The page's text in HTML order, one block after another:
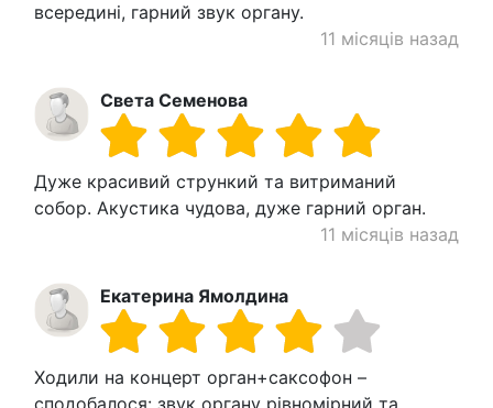
всередині, гарний звук органу.
11 місяців назад
Света Семенова
Дуже красивий стрункий та витриманий
собор. Акустика чудова, дуже гарний орган.
11 місяців назад
Екатерина Ямолдина
Ходили на концерт орган+саксофон –